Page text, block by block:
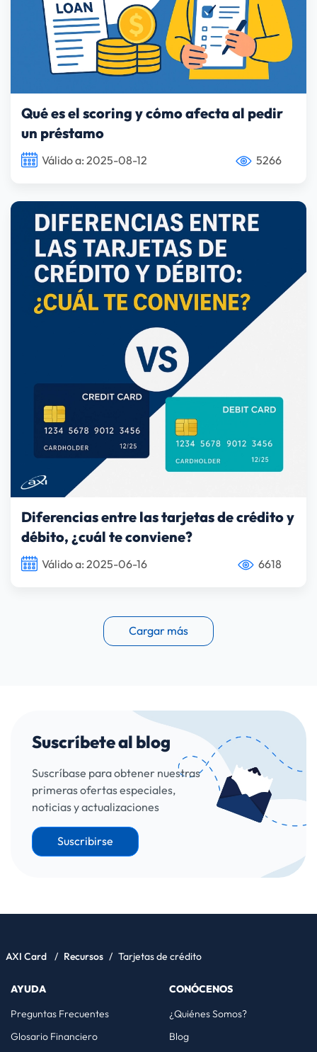
Qué es el scoring y cómo afecta al pedir
un préstamo
Válido a: 2025-08-12 5266
Diferencias entre las tarjetas de crédito y
débito, ¿cuál te conviene?
Válido a: 2025-06-16 6618
Cargar más
Suscríbete al blog
Suscríbase para obtener nuestras
primeras ofertas especiales,
noticias y actualizaciones
Suscribirse
AXI Card / Recursos / Tarjetas de crédito
AYUDA
Preguntas Frecuentes
Glosario Financiero
CONÓCENOS
¿Quiénes Somos?
Blog